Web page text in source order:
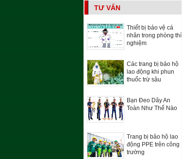
TƯ VẤN
Thiết bị bảo vệ cá
nhân trong phòng thí
nghiệm
Các trang bị bảo hộ
lao động khi phun
thuốc trừ sâu
Bạn Đeo Dây An
Toàn Như Thế Nào
Trang bị bảo hộ lao
động PPE trên công
trường